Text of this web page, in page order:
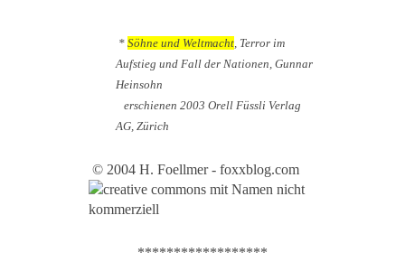
* Söhne und Weltmacht, Terror im
Aufstieg und Fall der Nationen, Gunnar
Heinsohn
erschienen 2003 Orell Füssli Verlag
AG, Zürich
© 2004 H. Foellmer - foxxblog.com
******************